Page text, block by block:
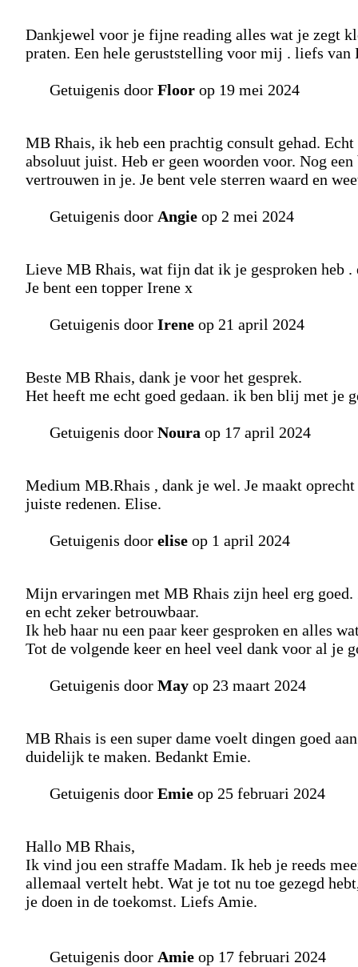
Dankjewel voor je fijne reading alles wat je zegt
praten. Een hele geruststelling voor mij . liefs van
Getuigenis door Floor op 19 mei 2024
MB Rhais, ik heb een prachtig consult gehad.
absoluut juist. Heb er geen woorden voor. Nog
vertrouwen in je. Je bent vele sterren waard en
Getuigenis door Angie op 2 mei 2024
Lieve MB Rhais, wat fijn dat ik je gesproken heb
Je bent een topper Irene x
Getuigenis door Irene op 21 april 2024
Beste MB Rhais, dank je voor het gesprek.
Het heeft me echt goed gedaan. ik ben blij met je
Getuigenis door Noura op 17 april 2024
Medium MB.Rhais , dank je wel. Je maakt
juiste redenen. Elise.
Getuigenis door elise op 1 april 2024
Mijn ervaringen met MB Rhais zijn heel erg
en echt zeker betrouwbaar.
Ik heb haar nu een paar keer gesproken en alles
Tot de volgende keer en heel veel dank voor al je
Getuigenis door May op 23 maart 2024
MB Rhais is een super dame voelt dingen goed
duidelijk te maken. Bedankt Emie.
Getuigenis door Emie op 25 februari 2024
Hallo MB Rhais,
Ik vind jou een straffe Madam. Ik heb je reeds
allemaal vertelt hebt. Wat je tot nu toe gezegd
je doen in de toekomst. Liefs Amie.
Getuigenis door Amie op 17 februari 2024